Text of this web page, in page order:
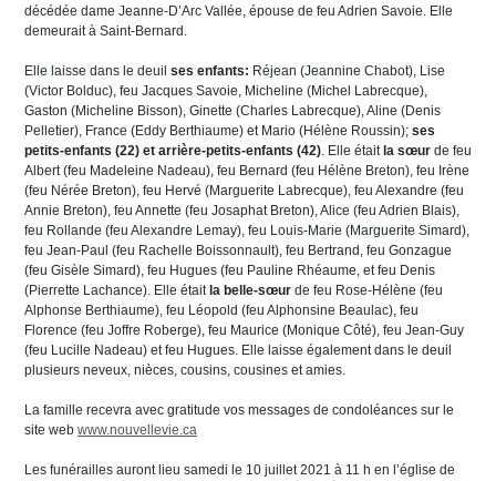
décédée dame Jeanne-D’Arc Vallée, épouse de feu Adrien Savoie. Elle
demeurait à Saint-Bernard.
Elle laisse dans le deuil ses enfants: Réjean (Jeannine Chabot), Lise
(Victor Bolduc), feu Jacques Savoie, Micheline (Michel Labrecque),
Gaston (Micheline Bisson), Ginette (Charles Labrecque), Aline (Denis
Pelletier), France (Eddy Berthiaume) et Mario (Hélène Roussin); ses
petits-enfants (22) et arrière-petits-enfants (42). Elle était la sœur de feu
Albert (feu Madeleine Nadeau), feu Bernard (feu Hélène Breton), feu Irène
(feu Nérée Breton), feu Hervé (Marguerite Labrecque), feu Alexandre (feu
Annie Breton), feu Annette (feu Josaphat Breton), Alice (feu Adrien Blais),
feu Rollande (feu Alexandre Lemay), feu Louis-Marie (Marguerite Simard),
feu Jean-Paul (feu Rachelle Boissonnault), feu Bertrand, feu Gonzague
(feu Gisèle Simard), feu Hugues (feu Pauline Rhéaume, et feu Denis
(Pierrette Lachance). Elle était la belle-sœur de feu Rose-Hélène (feu
Alphonse Berthiaume), feu Léopold (feu Alphonsine Beaulac), feu
Florence (feu Joffre Roberge), feu Maurice (Monique Côté), feu Jean-Guy
(feu Lucille Nadeau) et feu Hugues. Elle laisse également dans le deuil
plusieurs neveux, nièces, cousins, cousines et amies.
La famille recevra avec gratitude vos messages de condoléances sur le
site web www.nouvellevie.ca
Les funérailles auront lieu samedi le 10 juillet 2021 à 11 h en l’église de